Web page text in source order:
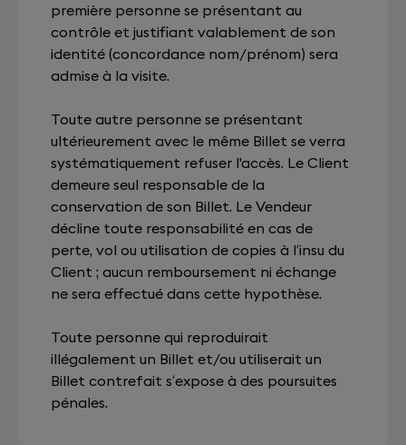
première personne se présentant au
contrôle et justifiant valablement de son
identité (concordance nom/prénom) sera
admise à la visite.
Toute autre personne se présentant
ultérieurement avec le même Billet se verra
systématiquement refuser l'accès. Le Client
demeure seul responsable de la
conservation de son Billet. Le Vendeur
décline toute responsabilité en cas de
perte, vol ou utilisation de copies à l’insu du
Client ; aucun remboursement ni échange
ne sera effectué dans cette hypothèse.
Toute personne qui reproduirait
illégalement un Billet et/ou utiliserait un
Billet contrefait s’expose à des poursuites
pénales.